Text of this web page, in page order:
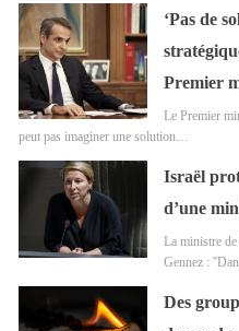
‘Pas de
Premier
Le Premier
peut pas imaginer une solution…
Israël
d’une
La ministre
Gennez :
Des